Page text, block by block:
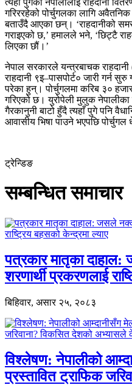
त्यहाँ पुगेका नेपालीलाई राहदानी
गरिररहेको पोर्चुगलका लागि
बताउँदै आएका छन्। ‘राहदानीको
गराइएको छ,’ हमालले भने, ‘छिट्टै
लिएका छौं।’
नेपाल सरकारले यन्त्रबाचक राहदानी
राहदानी ९इ–पासपोर्ट० जारी गर्न
परेका हुन्। पोर्चुगलमा करिब ३०
गरिएको छ। युरोपेली मुलुक
गैरकानुनी बाटो हुँदै त्यहाँ पुगे पनि
आवासीय भिषा पाउने भएपछि पोर्चुगल
ट्रेन्डिङ
सम्बन्धित समाचार
पत्रकार मातृका
शरणार्थी प्रकरणलाई
बिहिवार, असार २५, २०८३
विश्लेषण: नेपालीको
प्रस्तावित ट्राफिक